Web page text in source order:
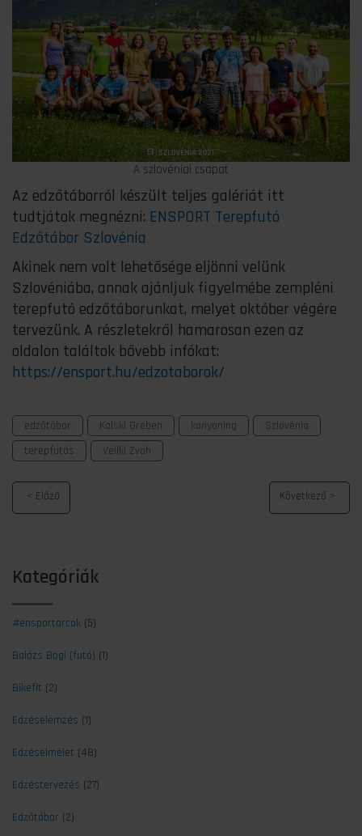
A szlovéniai csapat
Az edzőtáborról készült teljes galériát itt
tudtjátok megnézni: ENSPORT Terepfutó
Edzőtábor Szlovénia
Akinek nem volt lehetősége eljönni velünk
Szlovéniába, annak ajánljuk figyelmébe zempléni
terepfutó edzőtáborunkat, melyet október végére
tervezünk. A részletekről hamarosan ezen az
oldalon találtok bővebb infókat:
https://ensport.hu/edzotaborok/
edzőtábor Kalski Greben kanyoning
Szlovénia
terepfutás
Veliki Zvoh
Kategóriák
#ensportarcok (5)
Balázs Bogi (futó) (1)
Bikefit (2)
Edzéselemzés (1)
Edzéselmélet (48)
Edzéstervezés (27)
Edzőtábor (2)